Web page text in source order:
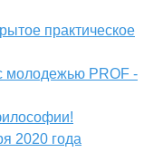
практическое
молодежью PROF -
2020 года